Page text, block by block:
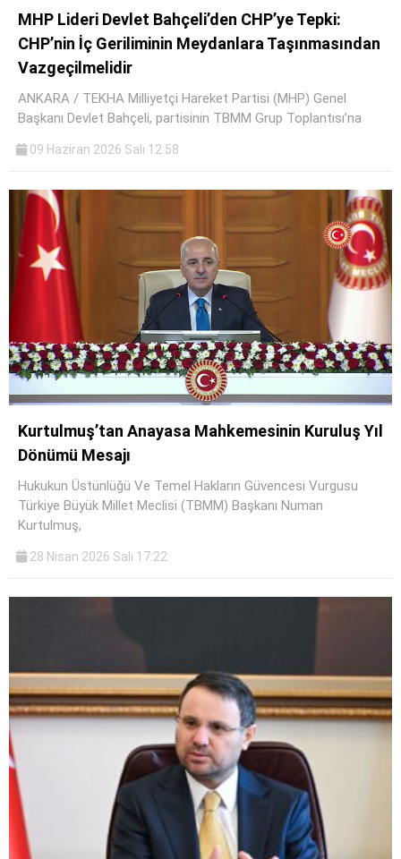
MHP Lideri Devlet Bahçeli’den CHP’ye Tepki:
CHP’nin İç Geriliminin Meydanlara Taşınmasından
Vazgeçilmelidir
ANKARA / TEKHA Milliyetçi Hareket Partisi (MHP) Genel
Başkanı Devlet Bahçeli, partisinin TBMM Grup Toplantısı’na
09 Haziran 2026 Salı 12:58
Kurtulmuş’tan Anayasa Mahkemesinin Kuruluş Yıl
Dönümü Mesajı
Hukukun Üstünlüğü Ve Temel Hakların Güvencesi Vurgusu
Türkiye Büyük Millet Meclisi (TBMM) Başkanı Numan
Kurtulmuş,
28 Nisan 2026 Salı 17:22